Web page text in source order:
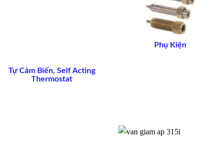
Phụ Kiện
Tự Cảm Biến, Self Acting
Thermostat